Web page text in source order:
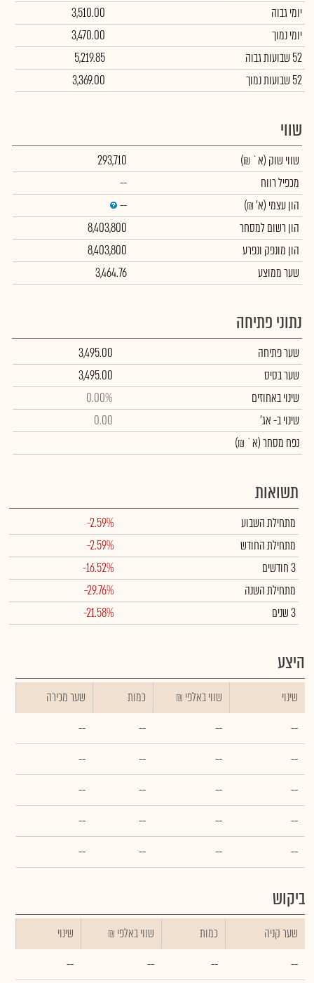
יומי גבוה
3,510.00
יומי נמוך
3,470.00
52 שבועות גבוה
5,219.85
52 שבועות נמוך
3,369.00
שווי
שווי שוק (א` ₪)
293,710
מכפיל רווח
--
הון עצמי (א' ₪)
--
הון רשום למסחר
8,403,800
הון מונפק ונפרע
8,403,800
שער ממוצע
3,464.76
נתוני פתיחה
שער פתיחה
3,495.00
שער בסיס
3,495.00
שינוי באחוזים
0.00%
שינויב- אג'
0.00
נפח מסחר(א` ₪)
תשואות
מתחילת השבוע
-2.59%
מתחילת החודש
-2.59%
3 חודשים
-16.52%
מתחילת השנה
-29.76%
3 שנים
-21.58%
היצע
שינוי ₪ שווי באלפי כמות
שער מכירה
--
--
--
--
--
--
--
--
--
--
--
--
--
--
--
--
--
--
--
--
ביקוש
שער קניה כמות ₪ שווי באלפי
שינוי
--
--
--
--